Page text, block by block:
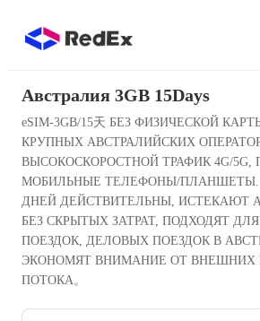
Австралия 3GB 15Days
eSIM-3GB/15天 БЕЗ ФИЗИЧЕСКОЙ
КРУПНЫХ АВСТРАЛИЙСКИХ
ВЫСОКОСКОРОСТНОЙ ТРАФИК 4G/
МОБИЛЬНЫЕ ТЕЛЕФОНЫ/ПЛАНШЕТЫ.
ДНЕЙ ДЕЙСТВИТЕЛЬНЫ, ИСТЕКАЮТ
БЕЗ СКРЫТЫХ ЗАТРАТ, ПОДХОДЯТ
ПОЕЗДОК, ДЕЛОВЫХ ПОЕЗДОК В
ЭКОНОМЯТ ВНИМАНИЕ ОТ ВНЕШНИХ
ПОТОКА。